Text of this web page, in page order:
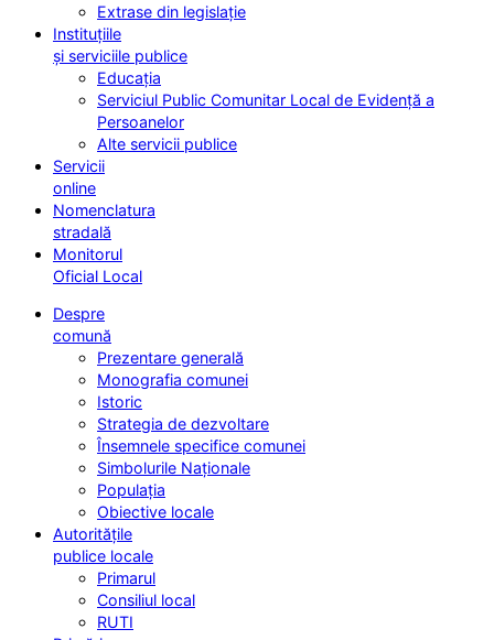
Extrase din legislație
Instituțiile
și serviciile publice
Educația
Serviciul Public Comunitar Local de Evidență a
Persoanelor
Alte servicii publice
Servicii
online
Nomenclatura
stradală
Monitorul
Oficial Local
Despre
comună
Prezentare generală
Monografia comunei
Istoric
Strategia de dezvoltare
Însemnele specifice comunei
Simbolurile Naționale
Populația
Obiective locale
Autoritățile
publice locale
Primarul
Consiliul local
RUTI